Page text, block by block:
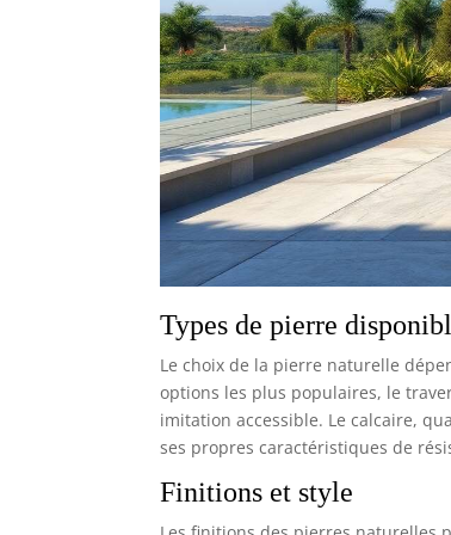
élégant ; très
dans tout
extérieur ✅
facile : coin
matériau
d'entretien ;
se nettoie
coup de
plateau en
nettoyer ;
lavables
polyester
Types de pierre
Le choix de la pierre naturelle
options les plus populaires, le
imitation accessible. Le calcaire,
ses propres caractéristiques de
Finitions et style